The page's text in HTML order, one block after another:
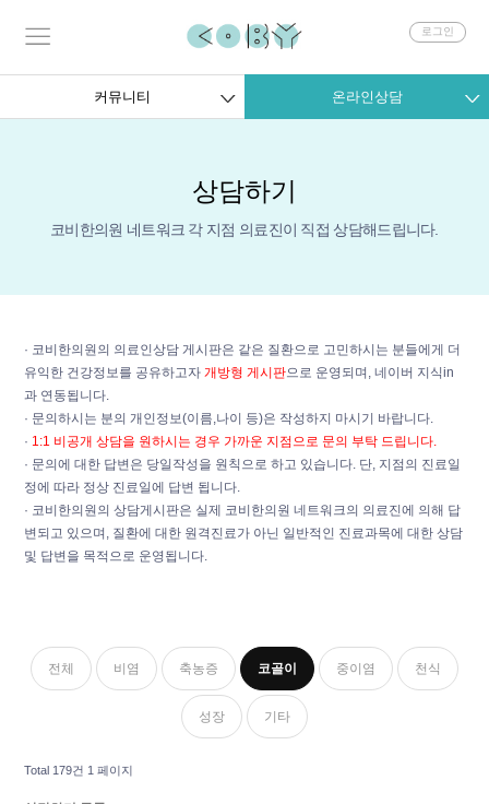
회로그인
커뮤니티 온라인상담
상담하기
코비한의원 네트워크 각 지점 의료진이 직접 상담해드립니다.
· 코비한의원의 의료인상담 게시판은 같은 질환으로 고민하시는 분들에게 더
유익한 건강정보를 공유하고자개방형 게시판으로 운영되며, 네이버 지식in
과 연동됩니다.
· 문의하시는 분의 개인정보(이름,나이 등)은 작성하지 마시기 바랍니다.
· 1:1 비공개 상담을 원하시는 경우 가까운 지점으로 문의 부탁 드립니다.
· 문의에 대한 답변은 당일작성을 원칙으로 하고 있습니다. 단, 지점의 진료일
정에 따라 정상 진료일에 답변 됩니다.
· 코비한의원의 상담게시판은 실제 코비한의원 네트워크의 의료진에 의해 답
변되고 있으며, 질환에 대한 원격진료가 아닌 일반적인 진료과목에 대한 상담
및 답변을 목적으로 운영됩니다.
전체 비염 축농증 코골이 중이염 천식
성장 기타
Total 179건 1 페이지